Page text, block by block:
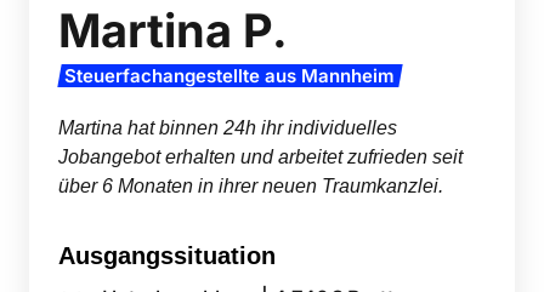
Martina P.
Steuerfachangestellte aus Mannheim
Martina hat binnen 24h ihr individuelles
Jobangebot erhalten und arbeitet zufrieden seit
über 6 Monaten in ihrer neuen Traumkanzlei.
Ausgangssituation